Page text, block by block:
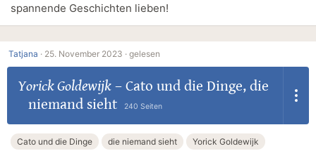
spannende Geschichten lieben!
Tatjana · 25. November 2023 · gelesen
Yorick Goldewijk– Cato und die Dinge, die
niemand sieht
240 Seiten
Cato und die Dinge die niemand sieht
Yorick Goldewijk